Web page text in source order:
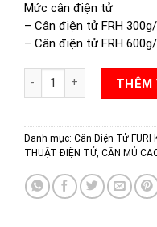
Mức cân điện tử
– Cân điện tử FRH
– Cân điện tử FRH
CÂN ĐIỆN TỬ FRH 300G
THÊM
Danh mục: Cân Điện Tử FURI
THUẬT ĐIỆN TỬ, CÂN MỦ